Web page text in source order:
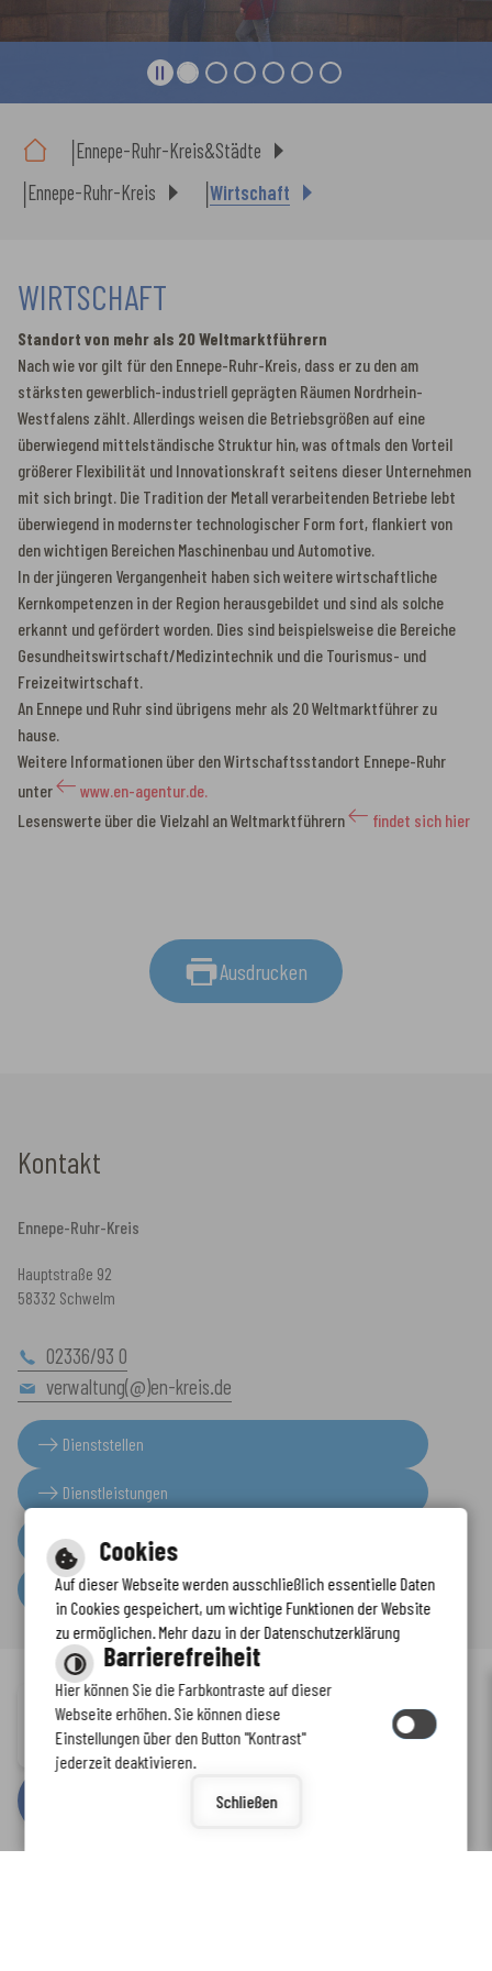
Ennepe-Ruhr-Kreis&Städte
Ennepe-Ruhr-Kreis
Wirtschaft
WIRTSCHAFT
Standort von mehr als 20 Weltmarktführern
Nach wie vor gilt für den Ennepe-Ruhr-Kreis, dass er zu den am
stärksten gewerblich-industriell geprägten Räumen Nordrhein-
Westfalens zählt. Allerdings weisen die Betriebsgrößen auf eine
überwiegend mittelständische Struktur hin, was oftmals den Vorteil
größerer Flexibilität und Innovationskraft seitens dieser Unternehmen
mit sich bringt. Die Tradition der Metall verarbeitenden Betriebe lebt
überwiegend in modernster technologischer Form fort, flankiert von
den wichtigen Bereichen Maschinenbau und Automotive.
In der jüngeren Vergangenheit haben sich weitere wirtschaftliche
Kernkompetenzen in der Region herausgebildet und sind als solche
erkannt und gefördert worden. Dies sind beispielsweise die Bereiche
Gesundheitswirtschaft/Medizintechnik und die Tourismus- und
Freizeitwirtschaft.
An Ennepe und Ruhr sind übrigens mehr als 20 Weltmarktführer zu
hause.
Weitere Informationen über den Wirtschaftsstandort Ennepe-Ruhr
unter
www.en-agentur.de.
Lesenswerte über die Vielzahl an Weltmarktführern
findet sich hier
Ausdrucken
Kontakt
Ennepe-Ruhr-Kreis
Hauptstraße 92
58332 Schwelm
02336/93 0
verwaltung(@)en-kreis.de
Dienststellen
Dienstleistungen
Presseinformationen
Serviceportal
Inhalt-Impressum-Datenschutzerklärung Kontaktformular -
Barrierefreiheit
bycm citymedia GmbH
Immer auf dem neuesten Stand
www.enkreis.de möchte Ihnen Benachrichtigungen senden
Cookies
Auf dieser Webseite werden ausschließlich essentielle Daten
in Cookies gespeichert, um wichtige Funktionen der Website
zu ermöglichen. Mehr dazu in der Datenschutzerklärung
Barrierefreiheit
Hier können Sie die Farbkontraste auf dieser
Webseite erhöhen. Sie können diese
Einstellungen über den Button "Kontrast"
jederzeit deaktivieren.
Schließen